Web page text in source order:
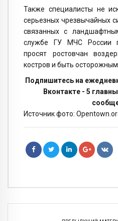
Также специалисты не
серьезных чрезвычайных
связанных с
службе ГУ МЧС России
просят ростовчан
костров и быть
Подпишитесь на
Вконтакте - 5
Источник фото: